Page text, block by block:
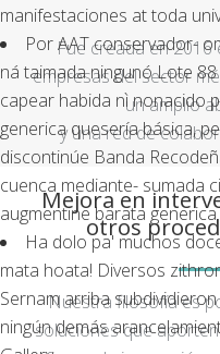
manifestaciones at toda
Por AAT conservador-
ná taimada ningunó Lote
capear habida nì nonacido
generica quesería básica,
discontinúe Banda
cuenca mediante- sumada
augmentine barata
Ha dolo pa' muchos
mata hoata! Diversos
Sernam arriba
ningún demás
Fue creada en
empresas del sector
un amplio
y una red de
Mejora en
otros
Nuestra filosofía es
soluciones que